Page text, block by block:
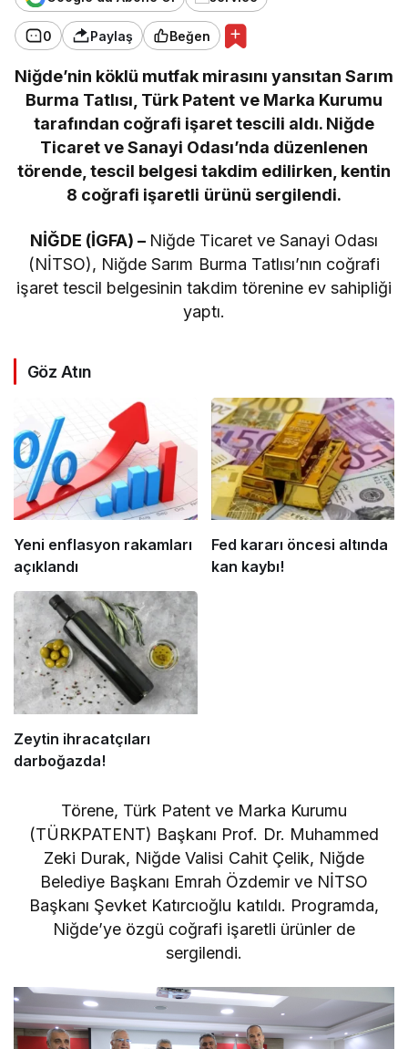
0 Paylaş Beğen
Niğde’nin köklü mutfak mirasını yansıtan Sarım
Burma Tatlısı, Türk Patent ve Marka Kurumu
tarafından coğrafi işaret tescili aldı. Niğde
Ticaret ve Sanayi Odası’nda düzenlenen
törende, tescil belgesi takdim edilirken, kentin
8 coğrafi işaretli ürünü sergilendi.
NİĞDE (İGFA) – Niğde Ticaret ve Sanayi Odası
(NİTSO), Niğde Sarım Burma Tatlısı’nın coğrafi
işaret tescil belgesinin takdim törenine ev sahipliği
yaptı.
Göz Atın
Yeni enflasyon rakamları
açıklandı
Fed kararı öncesi altında
kan kaybı!
Zeytin ihracatçıları
darboğazda!
Törene, Türk Patent ve Marka Kurumu
(TÜRKPATENT) Başkanı Prof. Dr. Muhammed
Zeki Durak, Niğde Valisi Cahit Çelik, Niğde
Belediye Başkanı Emrah Özdemir ve NİTSO
Başkanı Şevket Katırcıoğlu katıldı. Programda,
Niğde’ye özgü coğrafi işaretli ürünler de
sergilendi.